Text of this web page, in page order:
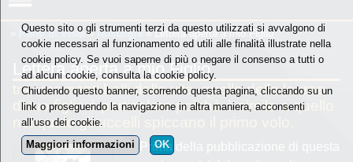
Punti di Vista » Nostalgia » Lettera aperta a mio Figlio
Lettera aperta a mio Figlio
tra i momenti belli della vita, quello della laurea
di tuo figlio è particolare poichè è simile a quello
nel quale gli uccelli spiccano il primo volo.
Prima della pubblicazione di questa
Questo sito o gli strumenti terzi da questo utilizzati si avvalgono di
cookie necessari al funzionamento ed utili alle finalità illustrate nella
cookie policy. Se vuoi saperne di più o negare il consenso a tutti o
ad alcuni cookie, consulta la cookie policy.
Chiudendo questo banner, scorrendo questa pagina, cliccando su un
link o proseguendo la navigazione in altra maniera, acconsenti
all’uso dei cookie.
Maggiori informazioni
OK